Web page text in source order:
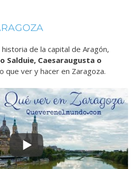
de la capital de Aragón,
Salduie, Caesaraugusta o
que ver y hacer en Zaragoza.